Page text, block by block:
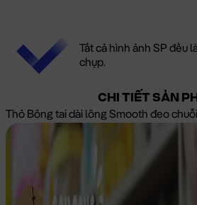
Tất cả hình ảnh SP đều
chụp.
CHI TIẾT SẢN
Thỏ Bông tai dài lông Smooth đeo